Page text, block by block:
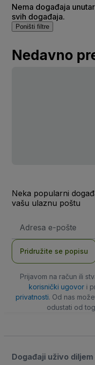
Nema događaja
svih događaja.
Poništi filtre
Nedavno
Neka popularni
vašu ulaznu poštu
mail
Pridružite se popisu
Prijavom na račun ili
korisnički ugovori
privatnosti. Od nas
odustati od
Događaji uživo